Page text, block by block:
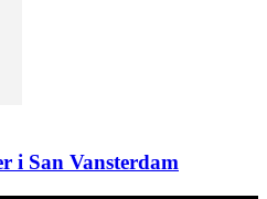
i San Vansterdam